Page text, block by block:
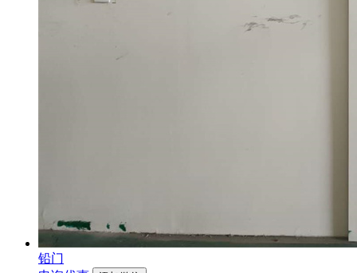
铅门